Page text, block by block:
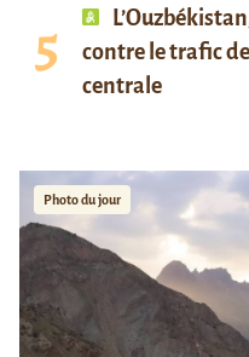
contre le trafic
centrale
Photo du jour